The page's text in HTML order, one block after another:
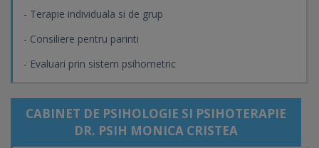
- Terapie individuala si de grup
- Consiliere pentru parinti
- Evaluari prin sistem psihometric
CABINET DE PSIHOLOGIE SI PSIHOTERAPIE
DR. PSIH MONICA CRISTEA